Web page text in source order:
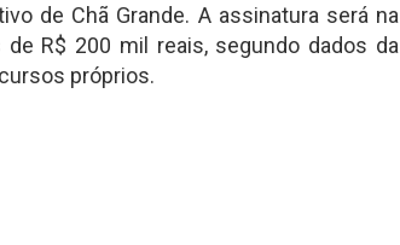
de Chã Grande. A assinatura será na
R$ 200 mil reais, segundo dados da
próprios.